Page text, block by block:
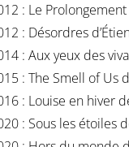
: Le
: Désordres
: Aux yeux des
: The Smell of Us
: Louise en hiver
: Sous les étoiles